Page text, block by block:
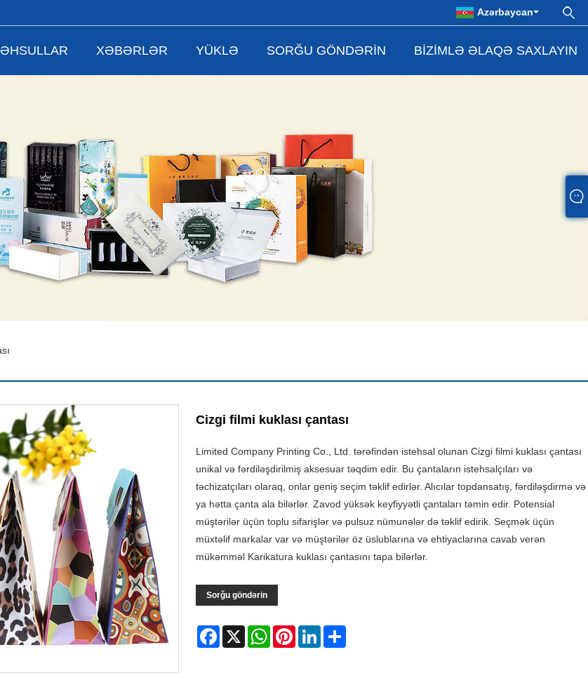
Azərbaycan
XƏBƏRLƏR YÜKLƏ SORĞU GÖNDƏRIN BIZIMLƏ ƏLAQƏ SAXLAYIN
Cizgi filmi kuklası çantası
Limited Company Printing Co., Ltd. tərəfindən istehsal olunan Cizgi filmi kuklası çantası
unikal və fərdiləşdirilmiş aksesuar təqdim edir. Bu çantaların istehsalçıları və
təchizatçıları olaraq, onlar geniş seçim təklif edirlər. Alıcılar topdansatış, fərdiləşdirmə və
ya hətta çanta ala bilərlər. Zavod yüksək keyfiyyətli çantaları təmin edir. Potensial
müştərilər üçün toplu sifarişlər və pulsuz nümunələr də təklif edirik. Seçmək üçün
müxtəlif markalar var və müştərilər öz üslublarına və ehtiyaclarına cavab verən
mükəmməl Karikatura kuklası çantasını tapa bilərlər.
Sorğu göndərin
Facebook
X WhatsAppPinterestLinkedInShare